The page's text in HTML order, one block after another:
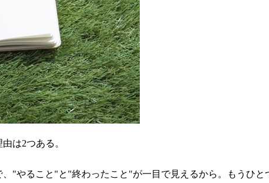
は2つある。
、"やること"と"終わったこと"が一目で見えるから。もうひ